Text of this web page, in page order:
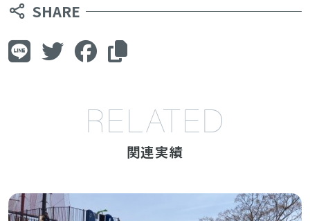
SHARE
RELATED
関連実績